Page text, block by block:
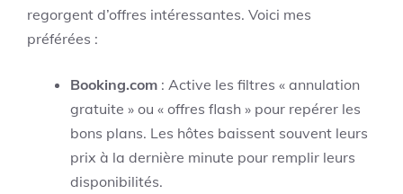
regorgent d’offres intéressantes. Voici mes
préférées :
Booking.com : Active les filtres « annulation
gratuite » ou « offres flash » pour repérer les
bons plans. Les hôtes baissent souvent leurs
prix à la dernière minute pour remplir leurs
disponibilités.